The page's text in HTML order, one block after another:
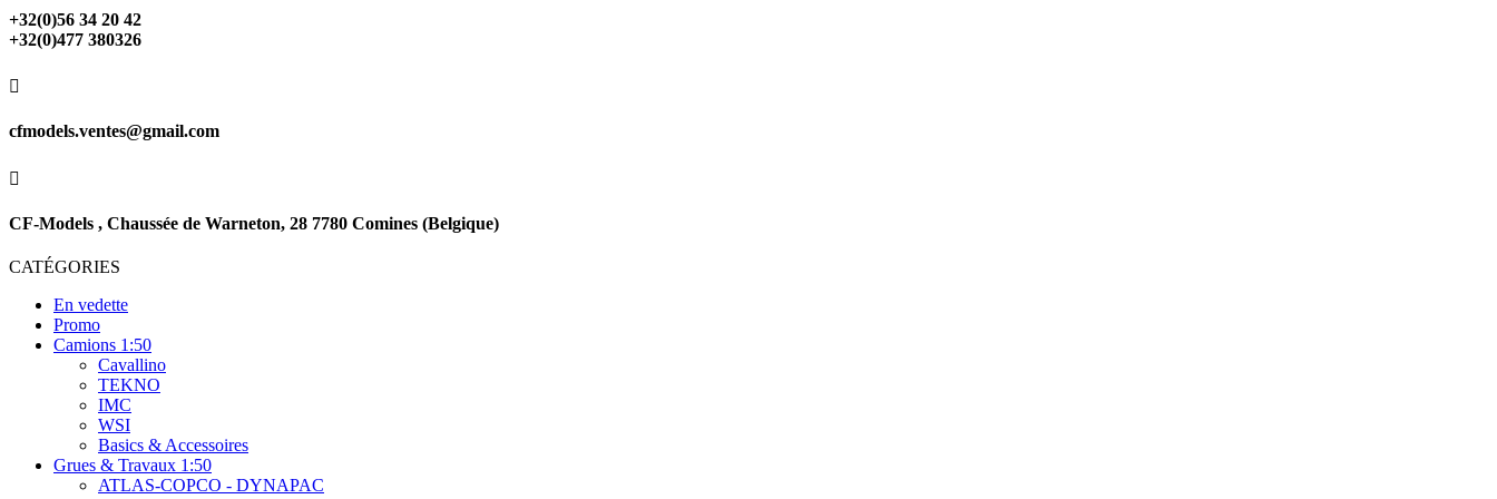
+32(0)56 34 20 42
+32(0)477 380326

cfmodels.ventes@gmail.com

CF-Models , Chaussée de Warneton, 28 7780 Comines (Belgique)
CATÉGORIES
En vedette
Promo
Camions 1:50
Cavallino
TEKNO
IMC
WSI
Basics & Accessoires
Grues & Travaux 1:50
ATLAS-COPCO - DYNAPAC